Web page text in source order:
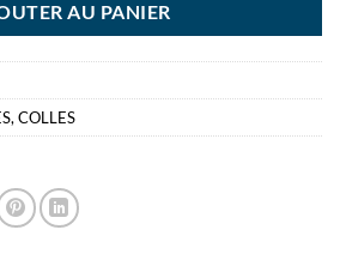
AU PANIER
, COLLES